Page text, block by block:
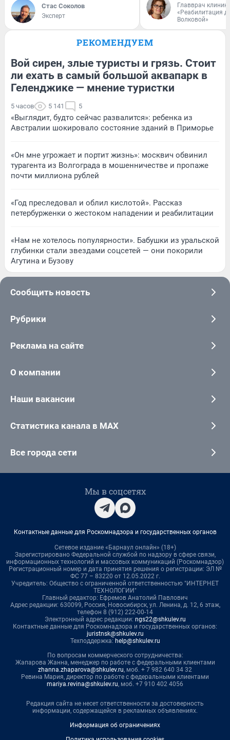
Стас Соколов
Эксперт
Главврач
«Реабилитация
Волковой»
РЕКОМЕНДУЕМ
Вой сирен, злые туристы и грязь. Стоит
ли ехать в самый большой аквапарк в
Геленджике — мнение туристки
5 часов 5 141 5
«Выглядит, будто сейчас развалится»: ребенка из
Австралии шокировало состояние зданий в Приморье
«Он мне угрожает и портит жизнь»: москвич обвинил
турагента из Волгограда в мошенничестве и пропаже
почти миллиона рублей
«Год преследовал и облил кислотой». Рассказ
петербурженки о жестоком нападении и реабилитации
«Нам не хотелось популярности». Бабушки из уральской
глубинки стали звездами соцсетей — они покорили
Агутина и Бузову
Сообщить новость
Рубрики
Реклама на сайте
О компании
Наши вакансии
Статистика канала в MAX
Все города сети
Мы в соцсетях
Контактные данные для Роскомнадзора и государственных органов
Сетевое издание «Барнаул онлайн» (18+)
Зарегистрировано Федеральной службой по надзору в сфере связи,
информационных технологий и массовых коммуникаций (Роскомнадзор)
Регистрационный номер и дата принятия решения о регистрации: ЭЛ №
ФС 77 – 83220 от 12.05.2022 г.
Учредитель: Общество с ограниченной ответственностью "ИНТЕРНЕТ
ТЕХНОЛОГИИ"
Главный редактор: Ефремов Анатолий Павлович
Адрес редакции: 630099, Россия, Новосибирск, ул. Ленина, д. 12, 6 этаж,
телефон 8 (912) 222-00-14
Электронный адрес редакции: ngs22@shkulev.ru
Контактные данные для Роскомнадзора и государственных органов:
juristnsk@shkulev.ru
Техподдержка: help@shkulev.ru
По вопросам коммерческого сотрудничества:
Жапарова Жанна, менеджер по работе с федеральными клиентами
zhanna.zhaparova@shkulev.ru, моб. + 7 982 640 34 32
Ревина Мария, директор по работе с федеральными клиентами
mariya.revina@shkulev.ru, моб. +7 910 402 4056
Редакция сайта не несет ответственности за достоверность
информации, содержащейся в рекламных объявлениях.
Информация об ограничениях